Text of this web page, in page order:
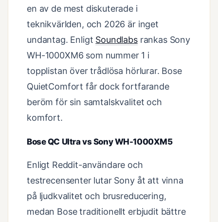
en av de mest diskuterade i
teknikvärlden, och 2026 är inget
undantag. Enligt Soundlabsrankas Sony
WH-1000XM6 som nummer 1 i
topplistan över trådlösa hörlurar. Bose
QuietComfort får dock fortfarande
beröm för sin samtalskvalitet och
komfort.
Bose QC Ultra vs Sony WH-1000XM5
Enligt Reddit-användare och
testrecensenter lutar Sony åt att vinna
på ljudkvalitet och brusreducering,
medan Bose traditionellt erbjudit bättre